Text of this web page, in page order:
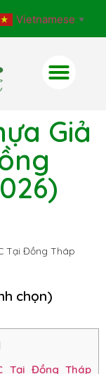
Vietnamese ▼
Giả
Tại Đồng Tháp
chọn)
Tại Đồng Tháp